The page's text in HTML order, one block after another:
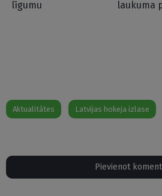
līgumu
laukuma
Aktualitātes Latvijas hokeja izlase
Pievienot